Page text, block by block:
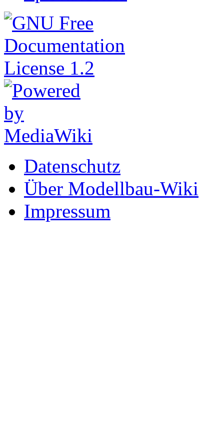
Datenschutz
Über Modellbau-Wiki
Impressum